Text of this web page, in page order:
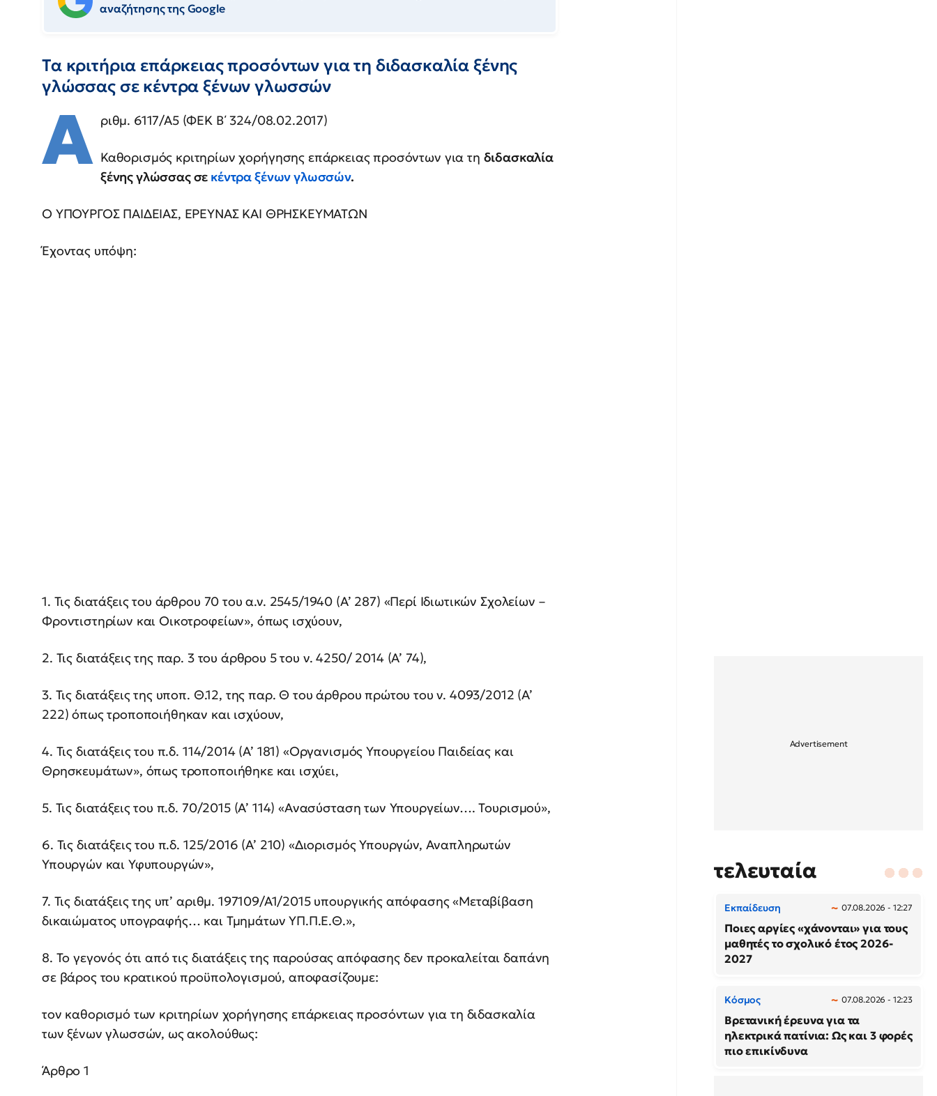
αναζήτησης της Google
Τα κριτήρια επάρκειας προσόντων για τη διδασκαλία ξένης
γλώσσας σε κέντρα ξένων γλωσσών
Α ριθμ. 6117/Α5 (ΦΕΚ Β΄ 324/08.02.2017)
Καθορισμός κριτηρίων χορήγησης επάρκειας προσόντων για τη διδασκαλία
ξένης γλώσσας σε κέντρα ξένων γλωσσών.
Ο ΥΠΟΥΡΓΟΣ ΠΑΙΔΕΙΑΣ, ΕΡΕΥΝΑΣ ΚΑΙ ΘΡΗΣΚΕΥΜΑΤΩΝ
Έχοντας υπόψη:
1. Τις διατάξεις του άρθρου 70 του α.ν. 2545/1940 (Α’ 287) «Περί Ιδιωτικών Σχολείων –
Φροντιστηρίων και Οικοτροφείων», όπως ισχύουν,
2. Τις διατάξεις της παρ. 3 του άρθρου 5 του ν. 4250/ 2014 (Α’ 74),
3. Τις διατάξεις της υποπ. Θ.12, της παρ. Θ του άρθρου πρώτου του ν. 4093/2012 (Α’
222) όπως τροποποιήθηκαν και ισχύουν,
4. Τις διατάξεις του π.δ. 114/2014 (Α’ 181) «Οργανισμός Υπουργείου Παιδείας και
Θρησκευμάτων», όπως τροποποιήθηκε και ισχύει,
5. Τις διατάξεις του π.δ. 70/2015 (Α’ 114) «Ανασύσταση των Υπουργείων…. Τουρισμού»,
6. Τις διατάξεις του π.δ. 125/2016 (Α’ 210) «Διορισμός Υπουργών, Αναπληρωτών
Υπουργών και Υφυπουργών»,
7. Τις διατάξεις της υπ’ αριθμ. 197109/Α1/2015 υπουργικής απόφασης «Μεταβίβαση
δικαιώματος υπογραφής… και Τμημάτων ΥΠ.Π.Ε.Θ.»,
8. Το γεγονός ότι από τις διατάξεις της παρούσας απόφασης δεν προκαλείται δαπάνη
σε βάρος του κρατικού προϋπολογισμού, αποφασίζουμε:
τον καθορισμό των κριτηρίων χορήγησης επάρκειας προσόντων για τη διδασκαλία
των ξένων γλωσσών, ως ακολούθως:
Άρθρο 1
τελευταία
Εκπαίδευση 07.08.2026 - 12:27
Ποιες αργίες «χάνονται» για τους
μαθητές το σχολικό έτος 2026-
2027
Κόσμος 07.08.2026 - 12:23
Βρετανική έρευνα για τα
ηλεκτρικά πατίνια: Ως και 3 φορές
πιο επικίνδυνα